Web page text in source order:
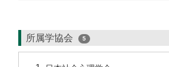
所属学協会 5